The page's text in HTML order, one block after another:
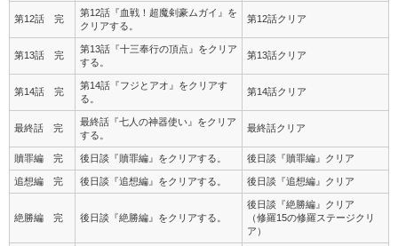
第12話 完
第12話『血戦！超魔剣豪ムガイ』を
クリアする。
第12話クリア
第13話 完
第13話『十三奉行の頂点』をクリア
する。
第13話クリア
第14話 完
第14話『フジとアオ』をクリアす
る。
第14話クリア
最終話 完
最終話『七人の神器使い』をクリア
する。
最終話クリア
贖罪編 完 後日談『贖罪編』をクリアする。 後日談『贖罪編』クリア
追想編 完 後日談『追想編』をクリアする。 後日談『追想編』クリア
絶勝編 完 後日談『絶勝編』をクリアする。
後日談『絶勝編』クリア
（修羅15の修羅ステージクリ
ア）